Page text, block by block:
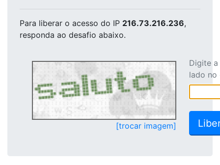
Para liberar o acesso do IP 216.73.216.236,
responda ao desafio abaixo.
[trocar imagem]
Digite
lado no